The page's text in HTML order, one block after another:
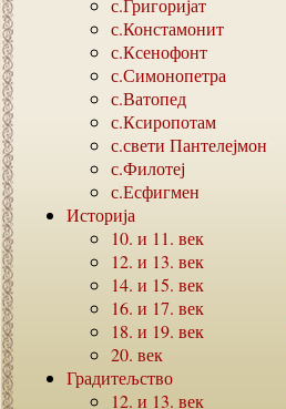
с.Григоријат
с.Констамонит
с.Ксенофонт
с.Симонопетра
с.Ватопед
с.Ксиропотам
с.свети Пантелејмон
с.Филотеј
с.Есфигмен
Историја
10. и 11. век
12. и 13. век
14. и 15. век
16. и 17. век
18. и 19. век
20. век
Градитељство
12. и 13. век